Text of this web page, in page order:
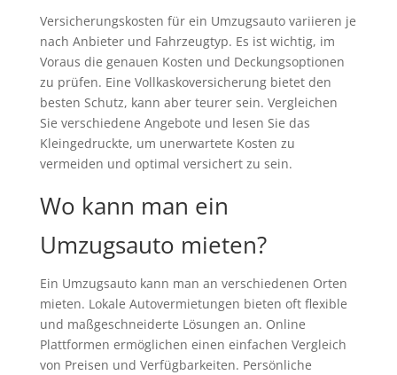
Versicherungskosten für ein Umzugsauto variieren je
nach Anbieter und Fahrzeugtyp. Es ist wichtig, im
Voraus die genauen Kosten und Deckungsoptionen
zu prüfen. Eine Vollkaskoversicherung bietet den
besten Schutz, kann aber teurer sein. Vergleichen
Sie verschiedene Angebote und lesen Sie das
Kleingedruckte, um unerwartete Kosten zu
vermeiden und optimal versichert zu sein.
Wo kann man ein
Umzugsauto mieten?
Ein Umzugsauto kann man an verschiedenen Orten
mieten. Lokale Autovermietungen bieten oft flexible
und maßgeschneiderte Lösungen an. Online
Plattformen ermöglichen einen einfachen Vergleich
von Preisen und Verfügbarkeiten. Persönliche